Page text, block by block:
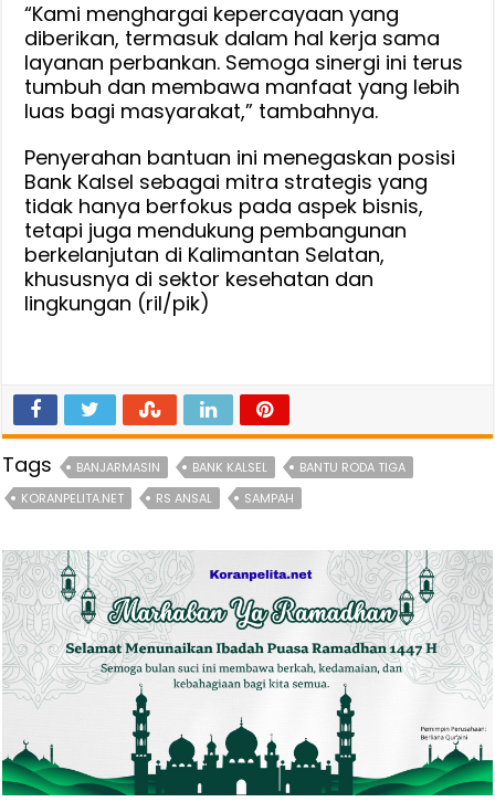
“Kami menghargai kepercayaan yang
diberikan, termasuk dalam hal kerja sama
layanan perbankan. Semoga sinergi ini terus
tumbuh dan membawa manfaat yang lebih
luas bagi masyarakat,” tambahnya.
Penyerahan bantuan ini menegaskan posisi
Bank Kalsel sebagai mitra strategis yang
tidak hanya berfokus pada aspek bisnis,
tetapi juga mendukung pembangunan
berkelanjutan di Kalimantan Selatan,
khususnya di sektor kesehatan dan
lingkungan (ril/pik)
Tags BANJARMASIN BANK KALSEL
BANTU RODA TIGA
KORANPELITA.NET
RS ANSAL SAMPAH